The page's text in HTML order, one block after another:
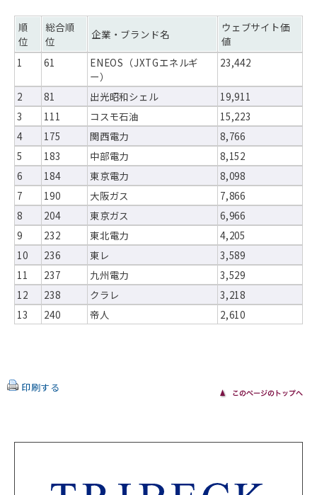
順
位
総合順
位
企業・ブランド名
ウェブサイト価
値
1
61
ENEOS（JXTGエネルギ
ー）
23,442
2 81 出光昭和シェル
19,911
3
111 コスモ石油
15,223
4
175 関西電力
8,766
5
183 中部電力
8,152
6
184 東京電力
8,098
7
190 大阪ガス
7,866
8
204 東京ガス
6,966
9
232 東北電力
4,205
10
236 東レ
3,589
11
237 九州電力
3,529
12
238 クラレ
3,218
13
240 帝人 2,610
印刷する